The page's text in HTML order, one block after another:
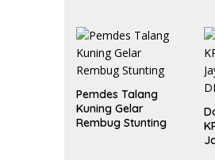
Ruang Publik dan
Kebersihan Pasar
Pemdes Talang
Kuning Gelar
Rembug Stunting